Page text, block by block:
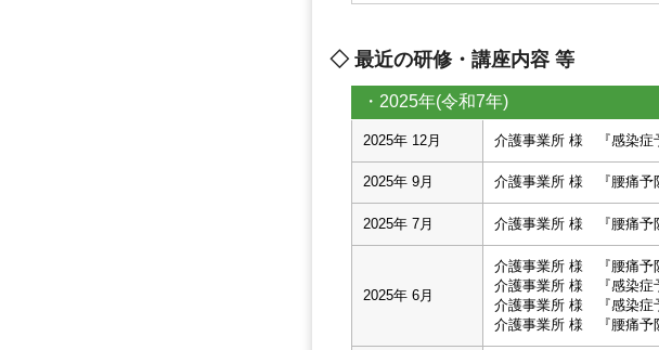
◇ 最近の研修・講座内容 等
・2025年(令和7年)
2025年 12月 介護事業所 様 『感染症
2025年 9月 介護事業所 様 『腰痛予
2025年 7月 介護事業所 様 『腰痛予
2025年 6月
介護事業所 様 『腰痛予
介護事業所 様 『感染症
介護事業所 様 『感染症
介護事業所 様 『腰痛予